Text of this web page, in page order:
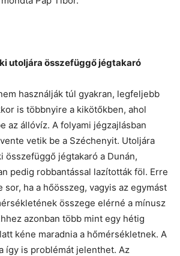
utoljára összefüggő jégtakaró
használják túl gyakran, legfeljebb
is többnyire a kikötőkben, ahol
az állóvíz. A folyami jégzajlásban
vetik be a Széchenyit. Utoljára
összefüggő jégtakaró a Dunán,
pedig robbantással lazították föl. Erre
sor, ha a hőösszeg, vagyis az egymást
összege elérné a mínusz
azonban több mint egy hétig
kéne maradnia a hőmérsékletnek. A
így is problémát jelenthet. Az